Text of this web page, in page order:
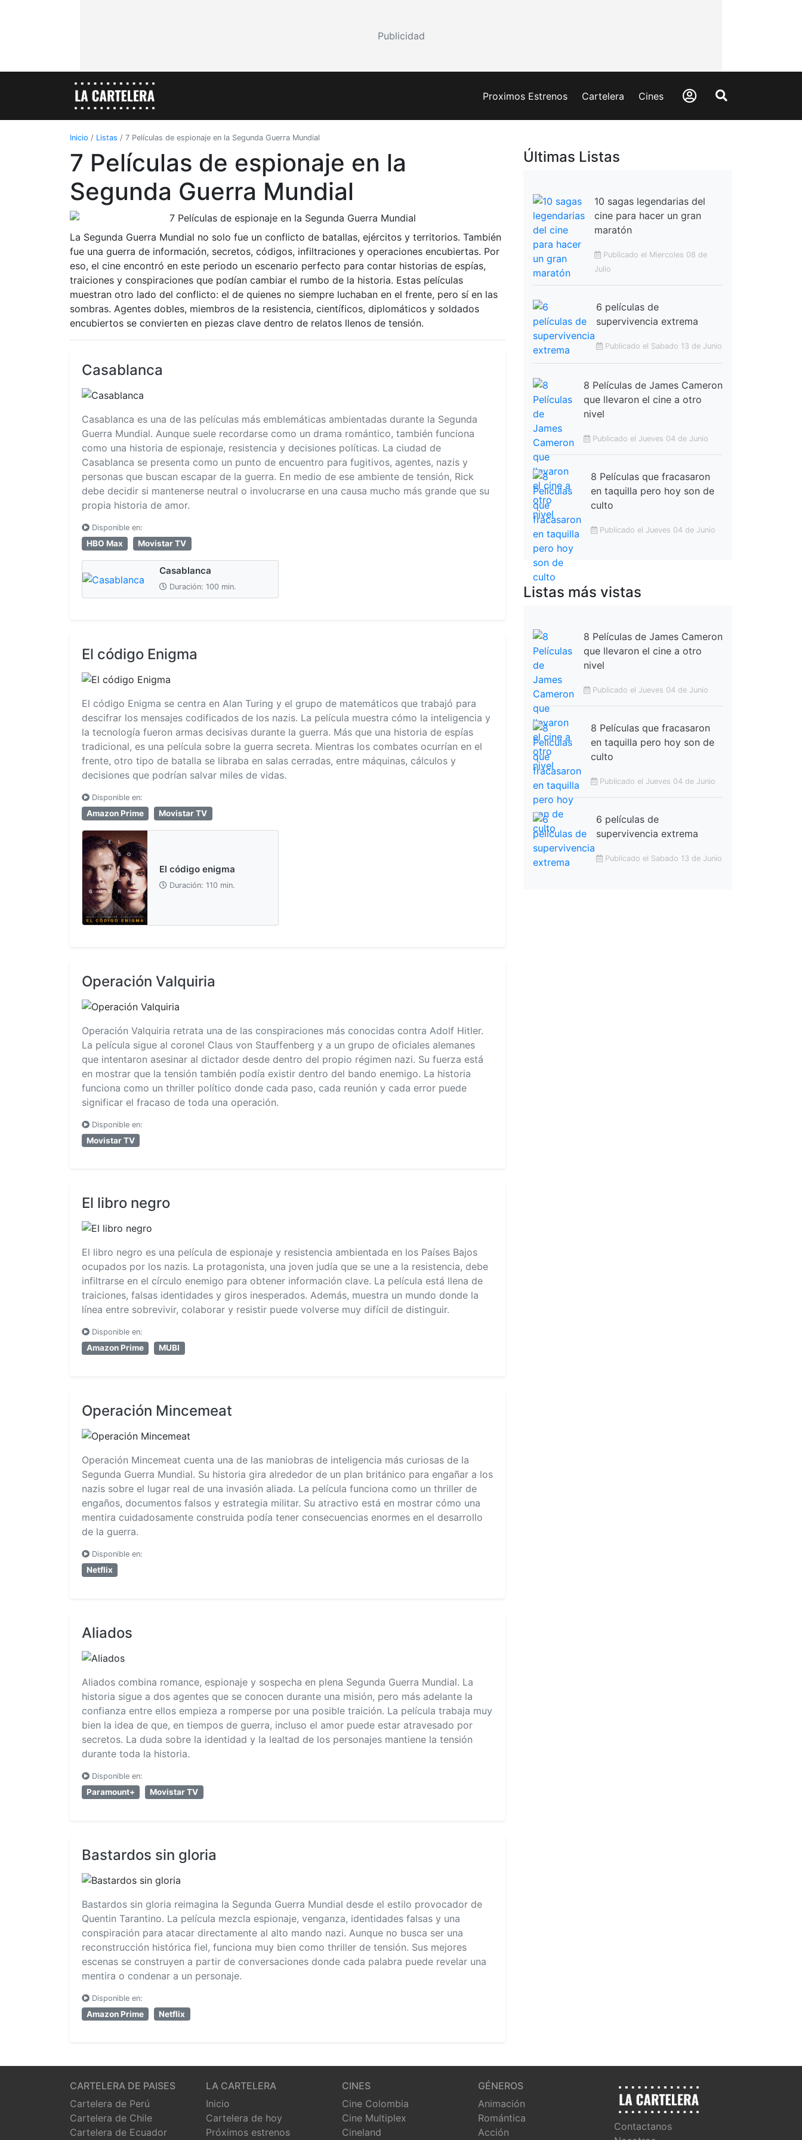
Publicidad
Proximos Estrenos Cartelera Cines
Inicio / Listas / 7 Películas de espionaje en la Segunda Guerra Mundial
7 Películas de espionaje en la
Segunda Guerra Mundial
La Segunda Guerra Mundial no solo fue un conflicto de batallas, ejércitos y territorios. También
fue una guerra de información, secretos, códigos, infiltraciones y operaciones encubiertas. Por
eso, el cine encontró en este periodo un escenario perfecto para contar historias de espías,
traiciones y conspiraciones que podían cambiar el rumbo de la historia. Estas películas
muestran otro lado del conflicto: el de quienes no siempre luchaban en el frente, pero sí en las
sombras. Agentes dobles, miembros de la resistencia, científicos, diplomáticos y soldados
encubiertos se convierten en piezas clave dentro de relatos llenos de tensión.
Casablanca
Casablanca es una de las películas más emblemáticas ambientadas durante la Segunda
Guerra Mundial. Aunque suele recordarse como un drama romántico, también funciona
como una historia de espionaje, resistencia y decisiones políticas. La ciudad de
Casablanca se presenta como un punto de encuentro para fugitivos, agentes, nazis y
personas que buscan escapar de la guerra. En medio de ese ambiente de tensión, Rick
debe decidir si mantenerse neutral o involucrarse en una causa mucho más grande que su
propia historia de amor.
Disponible en:
HBO Max Movistar TV
Casablanca
Duración: 100 min.
El código Enigma
El código Enigma se centra en Alan Turing y el grupo de matemáticos que trabajó para
descifrar los mensajes codificados de los nazis. La película muestra cómo la inteligencia y
la tecnología fueron armas decisivas durante la guerra. Más que una historia de espías
tradicional, es una película sobre la guerra secreta. Mientras los combates ocurrían en el
frente, otro tipo de batalla se libraba en salas cerradas, entre máquinas, cálculos y
decisiones que podrían salvar miles de vidas.
Disponible en:
Amazon Prime Movistar TV
El código enigma
Duración: 110 min.
Operación Valquiria
Operación Valquiria retrata una de las conspiraciones más conocidas contra Adolf Hitler.
La película sigue al coronel Claus von Stauffenberg y a un grupo de oficiales alemanes
que intentaron asesinar al dictador desde dentro del propio régimen nazi. Su fuerza está
en mostrar que la tensión también podía existir dentro del bando enemigo. La historia
funciona como un thriller político donde cada paso, cada reunión y cada error puede
significar el fracaso de toda una operación.
Disponible en:
Movistar TV
El libro negro
El libro negro es una película de espionaje y resistencia ambientada en los Países Bajos
ocupados por los nazis. La protagonista, una joven judía que se une a la resistencia, debe
infiltrarse en el círculo enemigo para obtener información clave. La película está llena de
traiciones, falsas identidades y giros inesperados. Además, muestra un mundo donde la
línea entre sobrevivir, colaborar y resistir puede volverse muy difícil de distinguir.
Disponible en:
Amazon Prime MUBI
Operación Mincemeat
Operación Mincemeat cuenta una de las maniobras de inteligencia más curiosas de la
Segunda Guerra Mundial. Su historia gira alrededor de un plan británico para engañar a los
nazis sobre el lugar real de una invasión aliada. La película funciona como un thriller de
engaños, documentos falsos y estrategia militar. Su atractivo está en mostrar cómo una
mentira cuidadosamente construida podía tener consecuencias enormes en el desarrollo
de la guerra.
Disponible en:
Netflix
Aliados
Aliados combina romance, espionaje y sospecha en plena Segunda Guerra Mundial. La
historia sigue a dos agentes que se conocen durante una misión, pero más adelante la
confianza entre ellos empieza a romperse por una posible traición. La película trabaja muy
bien la idea de que, en tiempos de guerra, incluso el amor puede estar atravesado por
secretos. La duda sobre la identidad y la lealtad de los personajes mantiene la tensión
durante toda la historia.
Disponible en:
Paramount+ Movistar TV
Bastardos sin gloria
Bastardos sin gloria reimagina la Segunda Guerra Mundial desde el estilo provocador de
Quentin Tarantino. La película mezcla espionaje, venganza, identidades falsas y una
conspiración para atacar directamente al alto mando nazi. Aunque no busca ser una
reconstrucción histórica fiel, funciona muy bien como thriller de tensión. Sus mejores
escenas se construyen a partir de conversaciones donde cada palabra puede revelar una
mentira o condenar a un personaje.
Disponible en:
Amazon Prime Netflix
Últimas Listas
10 sagas legendarias del
cine para hacer un gran
maratón
Publicado el Miercoles 08 de
Julio
6 películas de
supervivencia extrema
Publicado el Sabado 13 de Junio
8 Películas de James Cameron
que llevaron el cine a otro
nivel
Publicado el Jueves 04 de Junio
8 Películas que fracasaron
en taquilla pero hoy son de
culto
Publicado el Jueves 04 de Junio
Listas más vistas
8 Películas de James Cameron
que llevaron el cine a otro
nivel
Publicado el Jueves 04 de Junio
8 Películas que fracasaron
en taquilla pero hoy son de
culto
Publicado el Jueves 04 de Junio
6 películas de
supervivencia extrema
Publicado el Sabado 13 de Junio
CARTELERA DE PAISES
Cartelera de Perú
Cartelera de Chile
Cartelera de Ecuador
LA CARTELERA
Inicio
Cartelera de hoy
Próximos estrenos
CINES
Cine Colombia
Cine Multiplex
Cineland
GÉNEROS
Animación
Romántica
Acción
Contactanos